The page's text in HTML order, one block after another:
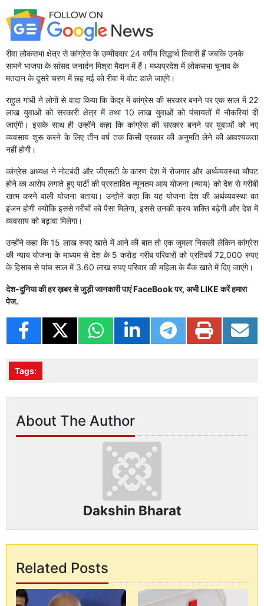
रीवा लोकसभा क्षेत्र से कांग्रेस के उम्मीदवार 24 वर्षीय सिद्धार्थ तिवारी हैं जबकि उनके
सामने भाजपा के सांसद जनार्दन मिश्रा मैदान में हैं। मध्यप्रदेश में लोकसभा चुनाव के
मतदान के दूसरे चरण में छह मई को रीवा में वोट डाले जाएंगे।
राहुल गांधी ने लोगों से वादा किया कि केंद्र में कांग्रेस की सरकार बनने पर एक साल में 22
लाख युवाओं को सरकारी क्षेत्र में तथा 10 लाख युवाओं को पंचायतों में नौकरियां दी
जाएंगी। इसके साथ ही उन्होंने कहा कि कांग्रेस की सरकार बनने पर युवाओं को नए
व्यवसाय शुरू करने के लिए तीन वर्ष तक किसी प्रकार की अनुमति लेने की आवश्यकता
नहीं होगी।
कांग्रेस अध्यक्ष ने नोटबंदी और जीएसटी के कारण देश में रोजगार और अर्थव्यवस्था चौपट
होने का आरोप लगाते हुए पार्टी की प्रस्तावित न्यूनतम आय योजना (न्याय) को देश से गरीबी
खत्म करने वाली योजना बताया। उन्होने कहा कि यह योजना देश की अर्थव्यवस्था का
इंजन होगी क्योंकि इससे गरीबों को पैसा मिलेगा, इससे उनकी क्रय शक्ति बढ़ेगी और देश में
व्यवसाय को बढ़ावा मिलेगा।
उन्होंने कहा कि 15 लाख रुपए खाते में आने की बात तो एक जुमला निकली लेकिन कांग्रेस
की न्याय योजना के माध्यम से देश के 5 करोड़ गरीब परिवारों को प्रतिवर्ष 72,000 रुपए
के हिसाब से पांच साल में 3.60 लाख रुपए परिवार की महिला के बैंक खाते में दिए जाएंगे।
देश-दुनिया की हर ख़बर से जुड़ी जानकारी पाएंFaceBookपर, अभीLIKEकरें हमारा
पेज.
Tags:
About The Author
Dakshin Bharat
Related Posts